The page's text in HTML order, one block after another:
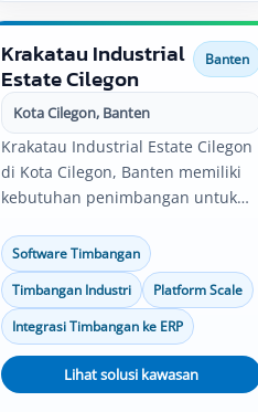
Krakatau Industrial
Estate Cilegon
Banten
Kota Cilegon, Banten
Krakatau Industrial Estate Cilegon
di Kota Cilegon, Banten memiliki
kebutuhan penimbangan untuk
control, logistik, dan distribusi.
Solusi timbangan industri,
software timbangan, platform
scale, bench scale, serta integrasi
data timbang dapat disesuaikan
dengan kebutuhan operasional
perusahaan.
Software Timbangan
Timbangan Industri
Platform Scale
Integrasi Timbangan ke ERP
Lihat solusi kawasan